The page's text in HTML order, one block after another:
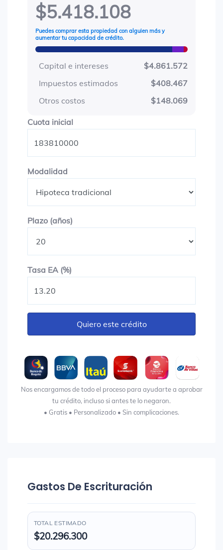
$5.418.108
Puedes comprar esta propiedad con alguien más y
aumentar tu capacidad de crédito.
Capital e intereses
$4.861.572
Impuestos estimados
$408.467
Otros costos
$148.069
Cuota inicialCuota inicial
Modalidad
Plazo (años)
Tasa EA (%)
Quiero este crédito
Nos encargamos de todo el proceso para ayudarte a aprobar
tu crédito, incluso si antes te lo negaron.
• Gratis • Personalizado • Sin complicaciones.
Gastos De Escrituración
TOTAL ESTIMADO
$20.296.300